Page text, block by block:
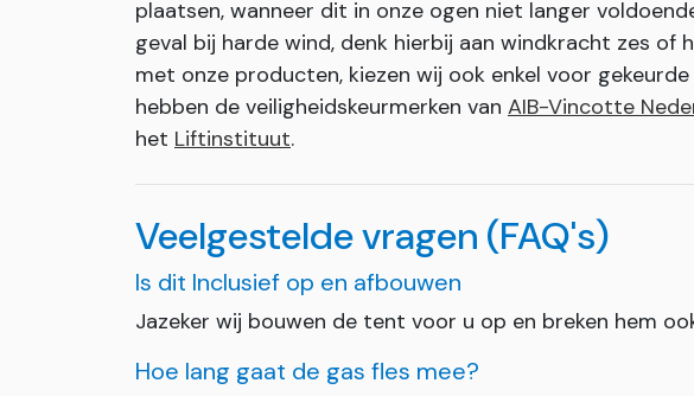
plaatsen, wanneer dit in onze ogen niet langer
geval bij harde wind, denk hierbij aan windkracht zes of
met onze producten, kiezen wij ook enkel voor
hebben de veiligheidskeurmerken van AIB-Vincotte
het Liftinstituut.
Veelgestelde vragen (FAQ's)
Is dit Inclusief op en afbouwen
Jazeker wij bouwen de tent voor u op en breken hem
Hoe lang gaat de gas fles mee?